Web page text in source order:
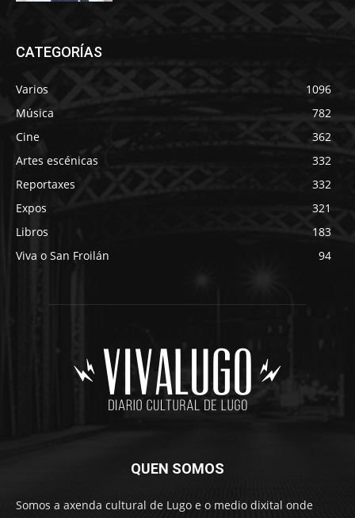
CATEGORÍAS
Varios
1096
Música
782
Cine
362
Artes escénicas
332
Reportaxes
332
Expos
321
Libros
183
Viva o San Froilán
94
QUEN SOMOS
Somos a axenda cultural de Lugo e o medio dixital onde